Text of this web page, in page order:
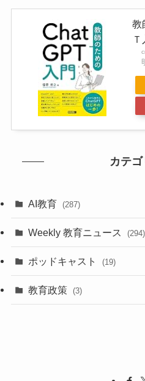
教
Ｔ
カテ
AI教育 (287)
Weekly 教育ニュース (294)
ポッドキャスト (19)
教育政策 (3)